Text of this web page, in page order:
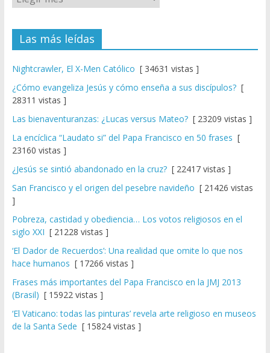
Las más leídas
Nightcrawler, El X-Men Católico [ 34631 vistas ]
¿Cómo evangeliza Jesús y cómo enseña a sus discípulos?[
28311 vistas ]
Las bienaventuranzas: ¿Lucas versus Mateo?[ 23209 vistas ]
La encíclica “Laudato si” del Papa Francisco en 50 frases [
23160 vistas ]
¿Jesús se sintió abandonado en la cruz?[ 22417 vistas ]
San Francisco y el origen del pesebre navideño [ 21426 vistas
]
Pobreza, castidad y obediencia… Los votos religiosos en el
siglo XXI [ 21228 vistas ]
‘El Dador de Recuerdos’: Una realidad que omite lo que nos
hace humanos [ 17266 vistas ]
Frases más importantes del Papa Francisco en la JMJ 2013
(Brasil) [ 15922 vistas ]
‘El Vaticano: todas las pinturas’ revela arte religioso en museos
de la Santa Sede [ 15824 vistas ]